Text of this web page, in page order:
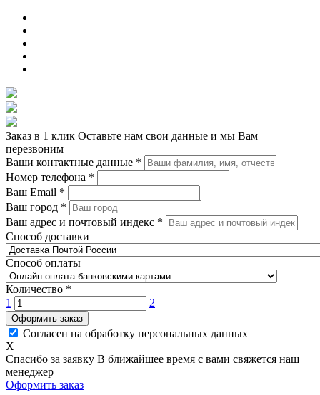
Заказ в 1 клик Оставьте нам свои данные и мы Вам
перезвоним
Ваши контактные данные *
Номер телефона *
Ваш Email *
Ваш город *
Ваш адрес и почтовый индекс *
Способ доставки
Способ оплаты
Количество *
1
2
Оформить заказ
Согласен на обработку персональных данных
X
Спасибо за заявку В ближайшее время с вами свяжется наш
менеджер
Оформить заказ